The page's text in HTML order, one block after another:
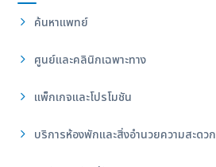
ค้นหาแพทย์
ศูนย์และคลินิกเฉพาะทาง
แพ็กเกจและโปรโมชัน
บริการห้องพักและสิ่งอำนวยความสะดวก